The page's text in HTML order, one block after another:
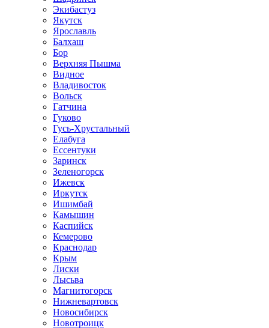
Экибастуз
Якутск
Ярославль
Балхаш
Бор
Верхняя Пышма
Видное
Владивосток
Вольск
Гатчина
Гуково
Гусь-Хрустальный
Елабуга
Ессентуки
Заринск
Зеленогорск
Ижевск
Иркутск
Ишимбай
Камышин
Каспийск
Кемерово
Краснодар
Крым
Лиски
Лысьва
Магнитогорск
Нижневартовск
Новосибирск
Новотроицк